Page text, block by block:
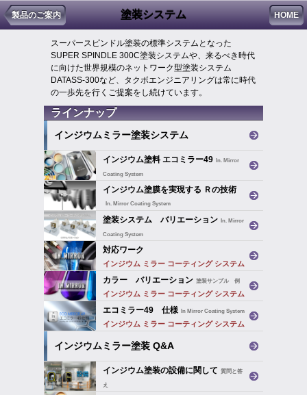
塗装システム HOME
製品のご案内
スーパースピンドル塗装の標準システムとなった
SUPER SPINDLE 300C塗装システムや、来るべき時代
に向けた世界規模のネットワーク型塗装システム
DATASS-300など、タクボエンジニアリングは常に時代
の一歩先を行くご提案をし続けています。
ラインナップ
インジウムミラー塗装システム
インジウム塗料 エコミラー49 In. Mirror
Coating System
インジウム ミラー コーティング システム
用塗料
インジウム塗膜を実現する Ｒの技術
In. Mirror Coating System
インジウム ミラー コーティング システム
塗装システム バリエーション In. Mirror
Coating System
インジウム ミラー コーティング システム
対応ワーク
インジウム ミラー コーティング システム
カラー バリエーション 塗装サンプル 例
インジウム ミラー コーティング システム
エコミラー49 仕様 In Mirror Coating System
インジウム ミラー コーティング システム
インジウムミラー塗装 Q&A
インジウム塗装の設備に関して 質問と答
え